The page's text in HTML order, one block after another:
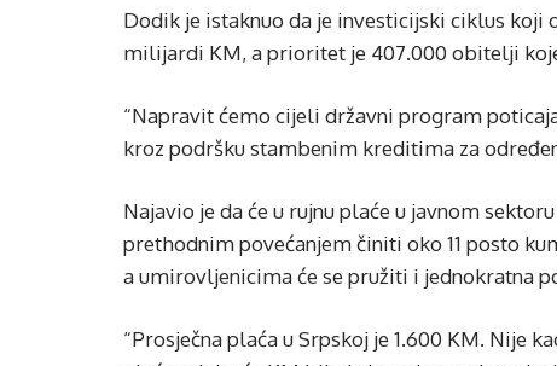
Dodik je istaknuo da je investicijski ciklus koji
milijardi KM, a prioritet je 407.000 obitelji
“Napravit ćemo cijeli državni program
kroz podršku stambenim kreditima za
Najavio je da će u rujnu plaće u javnom
prethodnim povećanjem činiti oko 11 posto
a umirovljenicima će se pružiti i jednokratna
“Prosječna plaća u Srpskoj je 1.600 KM. Nije